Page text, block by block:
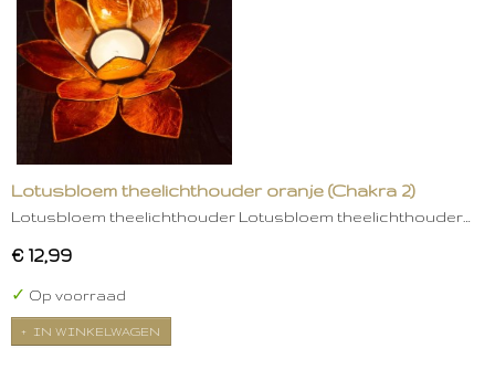
Lotusbloem theelichthouder oranje (Chakra 2)
Lotusbloem theelichthouder Lotusbloem theelichthouder…
€ 12,99
✓ Op voorraad
IN WINKELWAGEN